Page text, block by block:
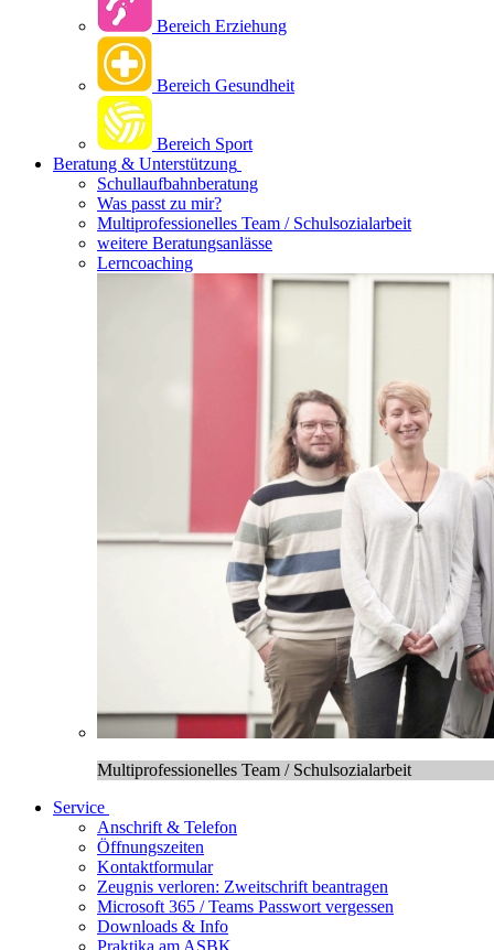
Bereich Erziehung
Bereich Gesundheit
Bereich Sport
Beratung & Unterstützung
Schullaufbahnberatung
Was passt zu mir?
Multipro­fessionelles Team / Schulsozialarbeit
weitere Beratungsanlässe
Lerncoaching
Multiprofessionelles Team / Schulsozialarbeit
Service
Anschrift & Telefon
Öffnungszeiten
Kontaktformular
Zeugnis verloren: Zweitschrift beantragen
Microsoft 365 / Teams Passwort vergessen
Downloads & Info
Praktika am ASBK